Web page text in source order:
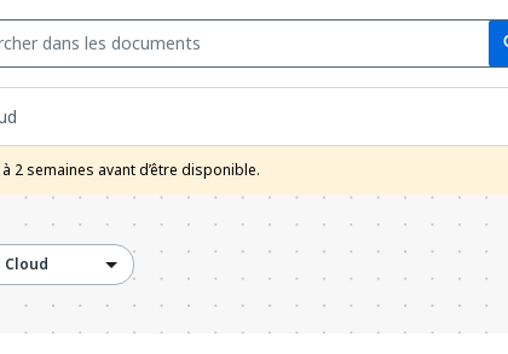
2 semaines avant d’être disponible.